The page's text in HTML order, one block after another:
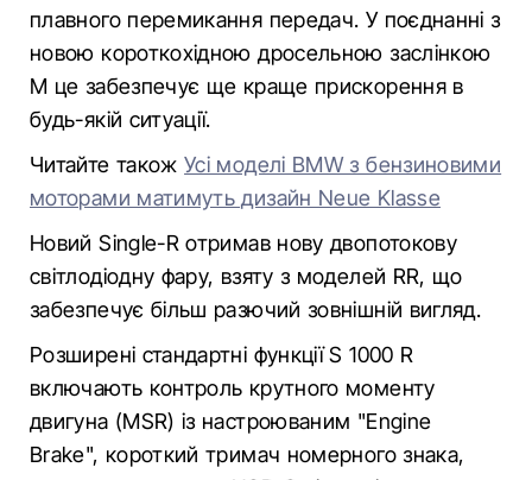
плавного перемикання передач. У поєднанні з
новою короткохідною дросельною заслінкою
M це забезпечує ще краще прискорення в
будь-якій ситуації.
Читайте такожУсі моделі BMW з бензиновими
моторами матимуть дизайн Neue Klasse
Новий Single-R отримав нову двопотокову
світлодіодну фару, взяту з моделей RR, що
забезпечує більш разючий зовнішній вигляд.
Розширені стандартні функції S 1000 R
включають контроль крутного моменту
двигуна (MSR) із настроюваним "Engine
Brake", короткий тримач номерного знака,